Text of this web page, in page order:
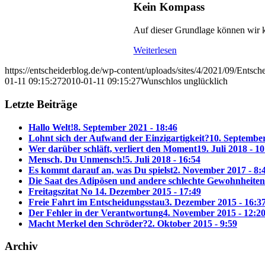
Kein Kompass
Auf dieser Grundlage können wir
Weiterlesen
https://entscheiderblog.de/wp-content/uploads/sites/4/2021/09/
01-11 09:15:272010-01-11 09:15:27Wunschlos unglücklich
Letzte Beiträge
Hallo Welt!8. September 2021 - 18:46
Lohnt sich der Aufwand der Einzigartigkeit?10.
Wer darüber schläft, verliert den Moment19. Juli 2018 -
Mensch, Du Unmensch!5. Juli 2018 - 16:54
Es kommt darauf an, was Du spielst2. November 2017 -
Die Saat des Adipösen und andere schlechte Gewohnheiten
Freitagszitat No 14. Dezember 2015 - 17:49
Freie Fahrt im Entscheidungsstau3. Dezember 2015 -
Der Fehler in der Verantwortung4. November 2015 - 12:20
Macht Merkel den Schröder?2. Oktober 2015 - 9:59
Archiv